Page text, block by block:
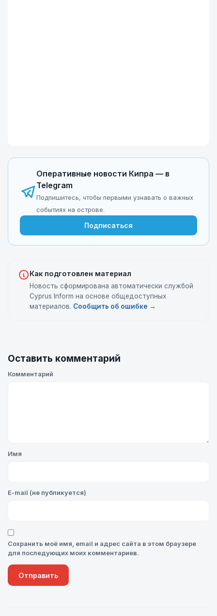
Оперативные новости Кипра — в
Telegram
Подпишитесь, чтобы первыми узнавать о важных
событиях на острове.
Подписаться
Как подготовлен материал
Новость сформирована автоматически службой
Cyprus Inform на основе общедоступных
материалов. Сообщить об ошибке →
Оставить комментарий
Комментарий
Имя
E-mail (не публикуется)
Сохранить моё имя, email и адрес сайта в этом браузере
для последующих моих комментариев.